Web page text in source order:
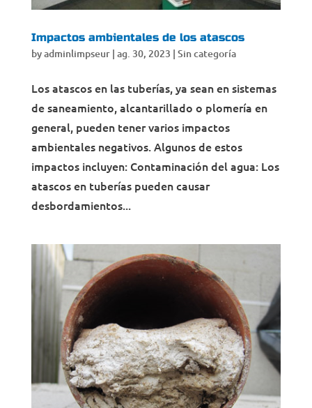
Impactos ambientales de los atascos
byadminlimpseur| ag. 30, 2023 | Sin categoría
Los atascos en las tuberías, ya sean en sistemas
de saneamiento, alcantarillado o plomería en
general, pueden tener varios impactos
ambientales negativos. Algunos de estos
impactos incluyen: Contaminación del agua: Los
atascos en tuberías pueden causar
desbordamientos...